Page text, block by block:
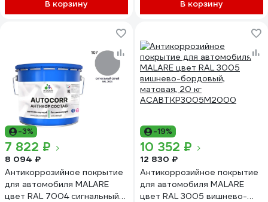
В корзину В корзину
-3%
7 822 ₽
8 094 ₽
Антикоррозийное покрытие
для автомобиля MALARE
цвет RAL 7004 сигнальный
-19%
10 352 ₽
12 830 ₽
Антикоррозийное покрытие
для автомобиля MALARE
цвет RAL 3005 вишнево-